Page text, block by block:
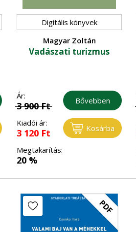
Digitális könyvek
Magyar Zoltán
Vadászati turizmus
Ár:
3 900Ft
Kiadói ár:
3 120 Ft
Megtakarítás:
20 %
Bővebben
Kosárba
PDF